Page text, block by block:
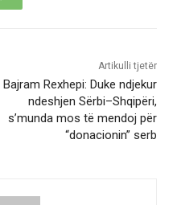
Artikulli tjetër
Bajram Rexhepi: Duke ndjekur
ndeshjen Sërbi–Shqipëri,
s’munda mos të mendoj për
“donacionin” serb